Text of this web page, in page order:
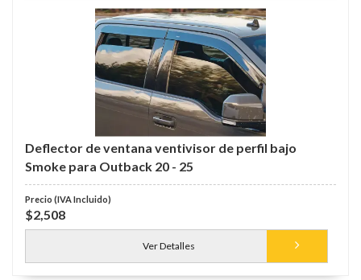
Deflector de ventana ventivisor de perfil bajo
Smoke para Outback 20 - 25
$2,508
Ver Detalles